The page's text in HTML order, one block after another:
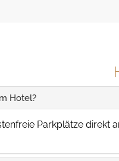
Hotel?
Parkplätze direkt